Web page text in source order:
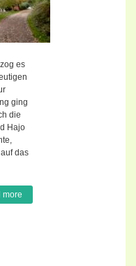
es
ging
die
Hajo
das
more